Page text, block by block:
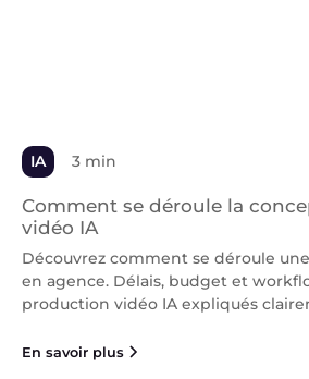
IA 3 min
Comment se déroule la
vidéo IA
Découvrez comment se déroule
en agence. Délais, budget et
production vidéo IA expliqués
En savoir plus